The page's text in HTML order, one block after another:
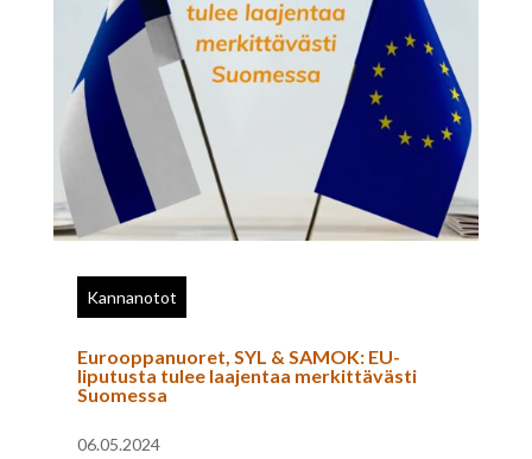
Kannanotot
Eurooppanuoret, SYL & SAMOK: EU-
liputusta tulee laajentaa merkittävästi
Suomessa
06.05.2024